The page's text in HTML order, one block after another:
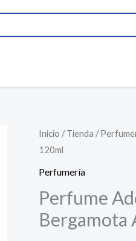
Inicio /Tienda /
120ml
Perfumería
Perfume
Bergamota